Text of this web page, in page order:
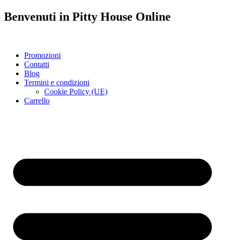
Benvenuti in Pitty House Online
Promozioni
Contatti
Blog
Termini e condizioni
Cookie Policy (UE)
Carrello